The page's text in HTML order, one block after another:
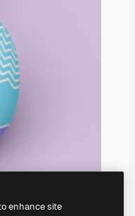
enhance site